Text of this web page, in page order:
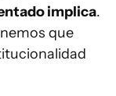
implica.
que